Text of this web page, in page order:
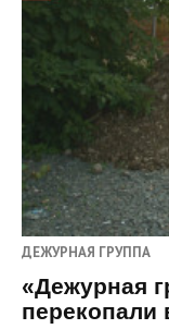
ДЕЖУРНАЯ ГРУППА
«Дежурная
перекопали